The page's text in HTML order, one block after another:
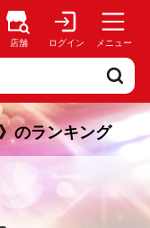
店舗 ログイン メニュー
のランキング